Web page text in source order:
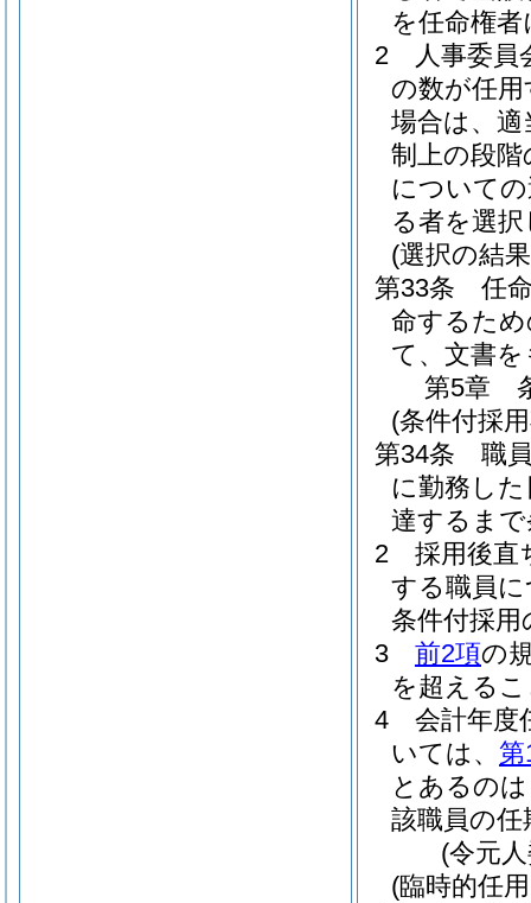
を任命権
2
人事委員
の数が任
場合は、
制上の段階
について
る者を選
(選択の結
第33条
任
命するた
て、文書
第5章
(条件付採
第34条
職
に勤務し
達するま
2
採用後直
する職員
条件付採
3
前2項の
を超える
4
会計年度
いては、 第
とあるの
該職員の
(令元
(臨時的任